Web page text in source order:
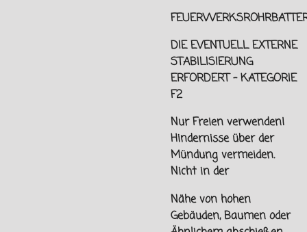
DIE EVENTUELL EXTERNE
STABILISIERUNG
ERFORDERT - KATEGORIE
F2
Nur Freien verwenden!
Hindernisse über der
Mündung vermeiden.
Nicht in der
Nähe von hohen
Gebäuden, Baumen oder